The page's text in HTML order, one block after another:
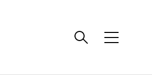
메